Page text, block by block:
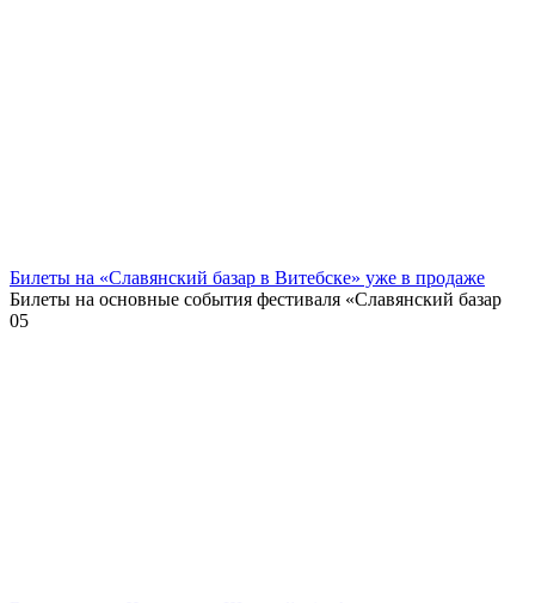
Билеты на «Славянский базар в Витебске» уже в продаже
Билеты на основные события фестиваля «Славянский базар
05